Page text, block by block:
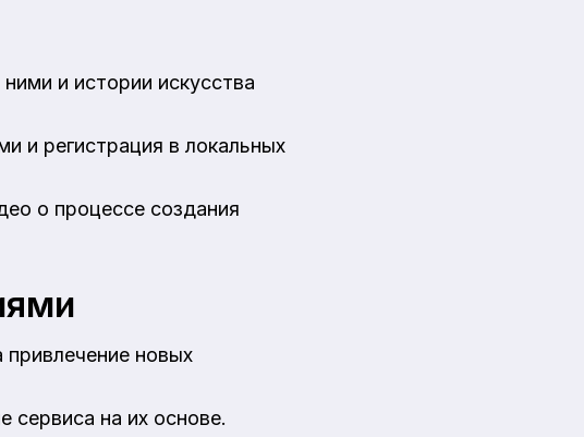
и истории искусства
и регистрация в локальных
о процессе создания
новых
сервиса на их основе.